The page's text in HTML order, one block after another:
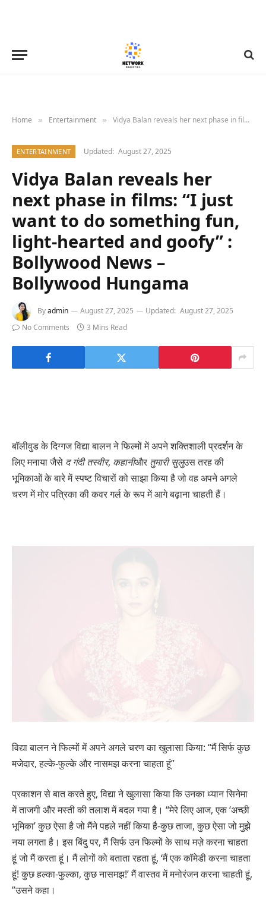
Home » Entertainment » Vidya Balan reveals her next phase in films: “I just want to do something fun, light-hearted and goofy” : Bollywood News – Bollywood Hungama
ENTERTAINMENT Updated: August 27, 2025
Vidya Balan reveals her
next phase in films: “I just
want to do something fun,
light-hearted and goofy” :
Bollywood News –
Bollywood Hungama
Byadmin August 27, 2025 Updated: August 27, 2025
No Comments
3 Mins Read
बॉलीवुड के दिग्गज विद्या बालन ने फिल्मों में अपने शक्तिशाली प्रदर्शन के
लिए मनाया जैसे द गंदी तस्वीर, कहानीऔर तुमारी सुलुउस तरह की
भूमिकाओं के बारे में स्पष्ट विचारों को साझा किया है जो वह अपने अगले
चरण में मोर पत्रिका की कवर गर्ल के रूप में आगे बढ़ाना चाहती हैं।
विद्या बालन ने फिल्मों में अपने अगले चरण का खुलासा किया: “मैं सिर्फ कुछ
मजेदार, हल्के-फुल्के और नासमझ करना चाहता हूं”
प्रकाशन से बात करते हुए, विद्या ने खुलासा किया कि उनका ध्यान सिनेमा
में ताजगी और मस्ती की तलाश में बदल गया है। “मेरे लिए आज, एक ‘अच्छी
भूमिका’ कुछ ऐसा है जो मैंने पहले नहीं किया है-कुछ ताजा, कुछ ऐसा जो मुझे
नया लगता है। इस बिंदु पर, मैं सिर्फ उन फिल्मों के साथ मज़े करना चाहता
हूं जो मैं करता हूं। मैं लोगों को बताता रहता हूं, ‘मैं एक कॉमेडी करना चाहता
हूं! कुछ हल्का-फुल्का, कुछ नासमझ!’ मैं वास्तव में मनोरंजन करना चाहती हूं,
”उसने कहा।